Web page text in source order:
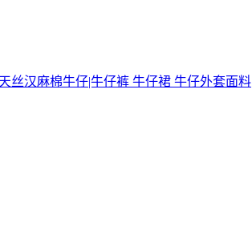
丝汉麻棉牛仔|牛仔裤 牛仔裙 牛仔外套面料